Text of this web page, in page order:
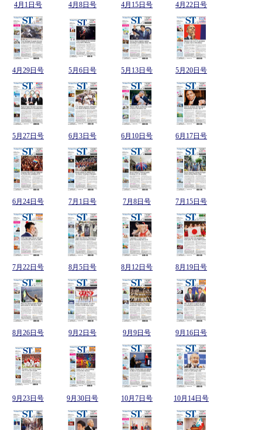
4月1日号 4月8日号 4月15日号 4月22日号
4月29日号 5月6日号 5月13日号 5月20日号
5月27日号 6月3日号 6月10日号 6月17日号
6月24日号 7月1日号 7月8日号 7月15日号
7月22日号 8月5日号 8月12日号 8月19日号
8月26日号 9月2日号 9月9日号 9月16日号
9月23日号 9月30日号 10月7日号 10月14日号